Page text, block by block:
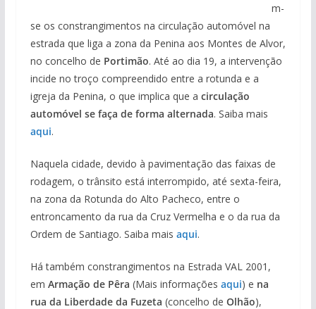
m-
se os constrangimentos na circulação automóvel na
estrada que liga a zona da Penina aos Montes de Alvor,
no concelho de Portimão. Até ao dia 19, a intervenção
incide no troço compreendido entre a rotunda e a
igreja da Penina, o que implica que a circulação
automóvel se faça de forma alternada. Saiba mais
aqui.
Naquela cidade, devido à pavimentação das faixas de
rodagem, o trânsito está interrompido, até sexta-feira,
na zona da Rotunda do Alto Pacheco, entre o
entroncamento da rua da Cruz Vermelha e o da rua da
Ordem de Santiago. Saiba mais aqui.
Há também constrangimentos na Estrada VAL 2001,
em Armação de Pêra (Mais informações aqui) e na
rua da Liberdade da Fuzeta (concelho de Olhão),